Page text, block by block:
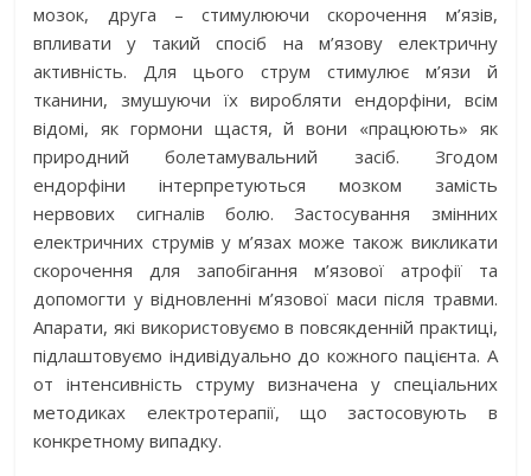
мозок, друга – стимулюючи скорочення м’язів,
впливати у такий спосіб на м’язову електричну
активність. Для цього струм стимулює м’язи й
тканини, змушуючи їх виробляти ендорфіни, всім
відомі, як гормони щастя, й вони «працюють» як
природний болетамувальний засіб. Згодом
ендорфіни інтерпретуються мозком замість
нервових сигналів болю. Застосування змінних
електричних струмів у м’язах може також викликати
скорочення для запобігання м’язової атрофії та
допомогти у відновленні м’язової маси після травми.
Апарати, які використовуємо в повсякденній практиці,
підлаштовуємо індивідуально до кожного пацієнта. А
от інтенсивність струму визначена у спеціальних
методиках електротерапії, що застосовують в
конкретному випадку.